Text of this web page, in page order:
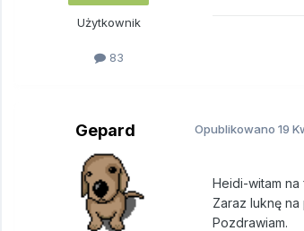
Użytkownik
83
Gepard Opublikowano 19
Heidi-witam na
Zaraz luknę
Pozdrawiam.